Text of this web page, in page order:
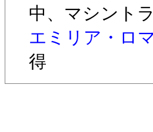
中、マシント
エミリア・ロ
得